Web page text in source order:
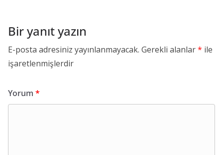
Bir yanıt yazın
E-posta adresiniz yayınlanmayacak. Gerekli alanlar* ile
işaretlenmişlerdir
Yorum *